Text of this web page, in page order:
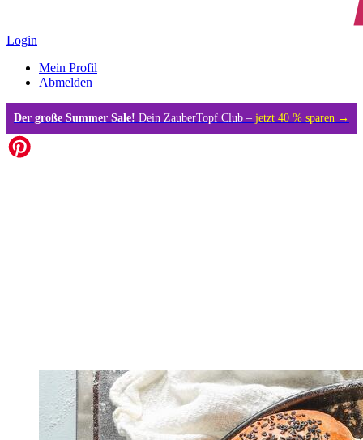
Login
Mein Profil
Abmelden
Der große Summer Sale! Dein ZauberTopf Club – jetzt 40 % sparen →